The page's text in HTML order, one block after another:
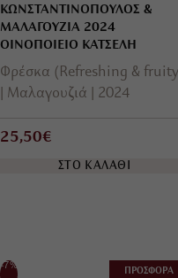
ΚΩΝΣΤΑΝΤΙΝΟΠΟΥΛΟΣ &
ΜΑΛΑΓΟΥΖΙΑ 2024
ΟΙΝΟΠΟΙΕΙΟ ΚΑΤΣΕΛΗ
Φρέσκα (Refreshing &
Μαλαγουζιά
2024
25,50€
ΣΤΟ ΚΑΛΑΘΙ
-7%
ΠΡΟΣΦΟΡΑ